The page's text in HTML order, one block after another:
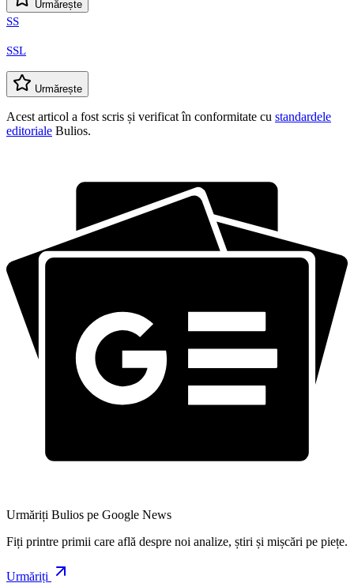
Urmărește
SS
SSL
Urmărește
Acest articol a fost scris și verificat în conformitate cu standardele
editoriale Bulios.
Urmăriți Bulios pe Google News
Fiți printre primii care află despre noi analize, știri și mișcări pe piețe.
Urmăriți